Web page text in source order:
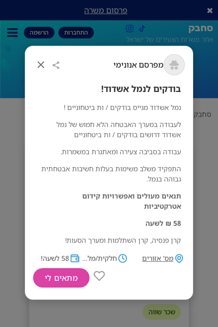
מפרסם אנונימי
בודקים לנמל אשדוד!
נמל אשדוד מגייס בודקים / ות ביטחוניים !
לעבודה במערך האבטחה הלא חמוש של נמל
אשדוד דרושים בודקים / ות ביטחוניים
עבודה בסביבה צעירה ומאתגרת במשמרות.
התפקיד משלב משימות בעלות חשיבות אבטחתית
גבוהה בנמל.
תנאים מעולים ואפשרויות קידום
אטרקטיביות
58 ₪ לשעה
קרן פנסיה, קרן השתלמות ומערך הסעות!
השתתפות בשכר לימודי אקדמאי על סך 2,000
דרישות:
מס' אזורים חלקית/מלאה 58 לשעה!
מתאים לי
פרסום משרה
סחבק
אתר משרות הצעירים של ישראל
התחברות הרשמה
בודקים לנמל אשדוד!
סחבק בודקים לנמל אשדוד!
מפרסם אנונימי
מס' אזורים
שכר שווה